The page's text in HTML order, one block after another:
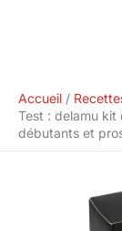
Accueil
Test : delamu kit
débutants et